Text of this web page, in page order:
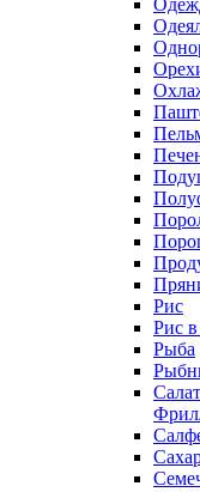
Рис
Рис
Рыба